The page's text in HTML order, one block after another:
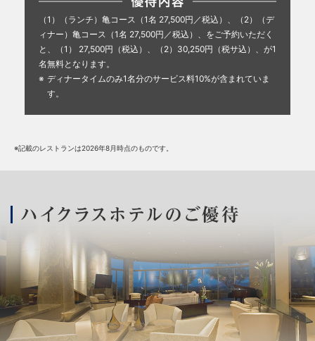
（1）（ランチ）亀コース（1名 27,500円／税込）、（2）（デ
ィナー）亀コース（1名 27,500円／税込）、をご予約いただく
と、（1） 27,500円（税込）、（2）30,250円（税サ込）、が1
名無料となります。
ディナータイムのみ1名分のサービス料10%が含まれていま
す。
※記載のレストランは2026年8月時点のものです。